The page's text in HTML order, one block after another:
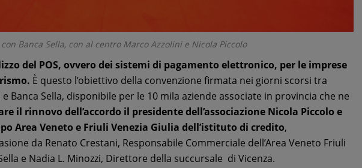
Banca Sella, con al centro Marco Azzolini e Nicola Piccolo
del POS, ovvero dei sistemi di pagamento elettronico, per le imprese
È questo l’obiettivo della convenzione firmata nei giorni scorsi tra
Banca Sella, disponibile per le 10 mila aziende associate in provincia che ne
il rinnovo dell’accordo il presidente dell’associazione Nicola Piccolo e
Area Veneto e Friuli Venezia Giulia dell’istituto di credito,
da Renato Crestani, Responsabile Commerciale dell’Area Veneto Friuli
e Nadia L. Minozzi, Direttore della succursale di Vicenza.